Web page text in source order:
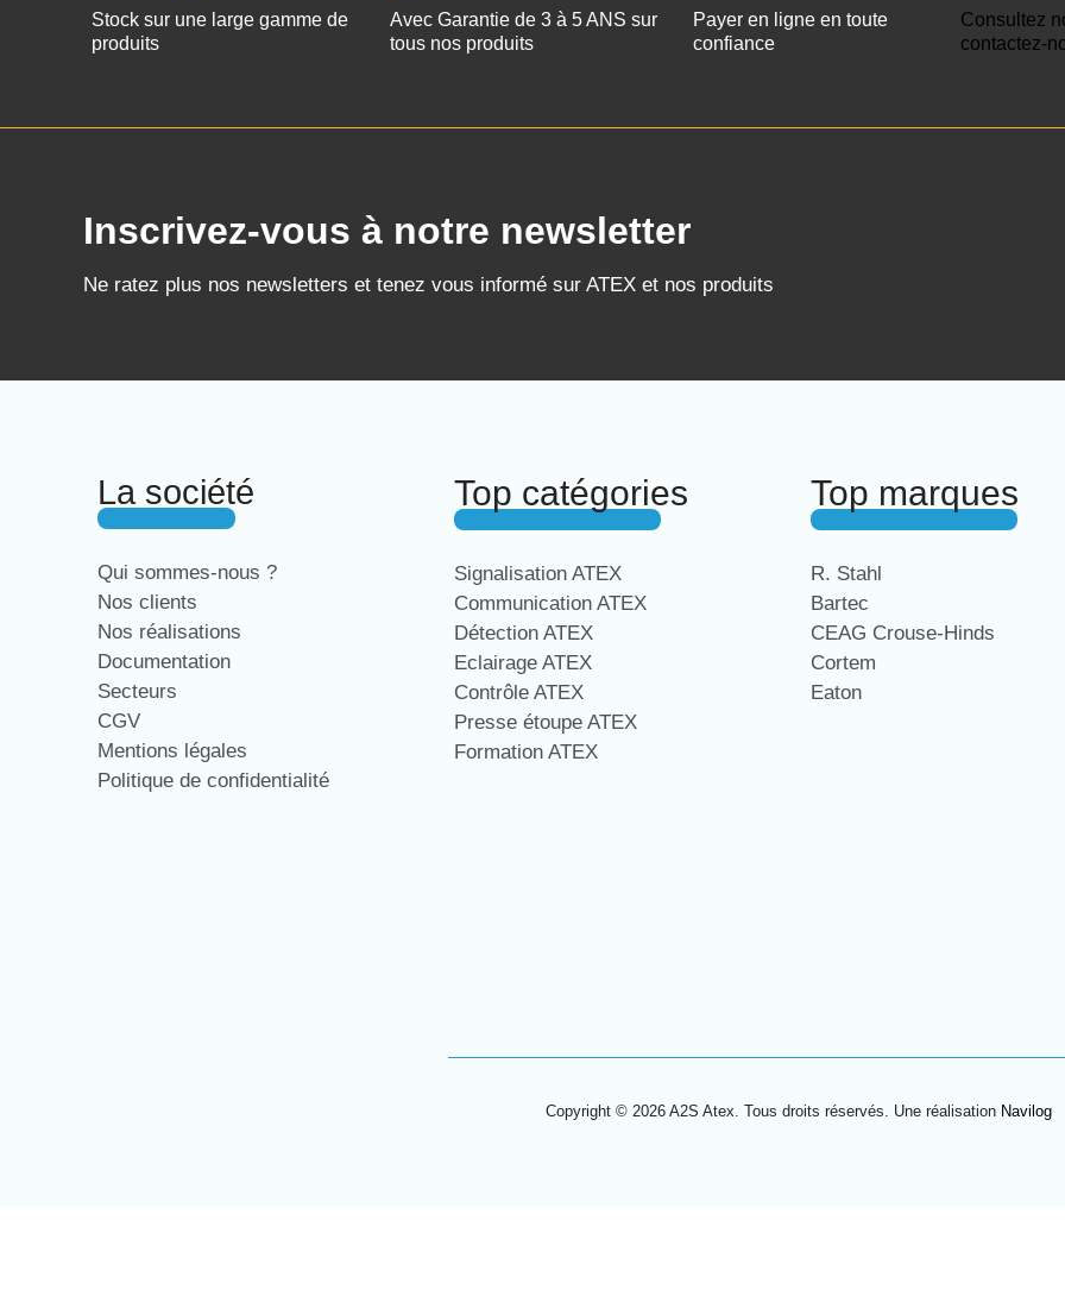
Stock sur une large gamme de
produits
Avec Garantie de 3 à 5 ANS sur
tous nos produits
Payer en ligne en toute
confiance
Consultez
contactez-
Inscrivez-vous à notre newsletter
Ne ratez plus nos newsletters et tenez vous informé sur ATEX et nos produits
La société
Qui sommes-nous ?
Nos clients
Nos réalisations
Documentation
Secteurs
CGV
Mentions légales
Politique de confidentialité
Top catégories
Signalisation ATEX
Communication ATEX
Détection ATEX
Eclairage ATEX
Contrôle ATEX
Presse étoupe ATEX
Formation ATEX
Top marques
R. Stahl
Bartec
CEAG Crouse-Hinds
Cortem
Eaton
Copyright © 2026 A2S Atex. Tous droits réservés. Une réalisation Navilog